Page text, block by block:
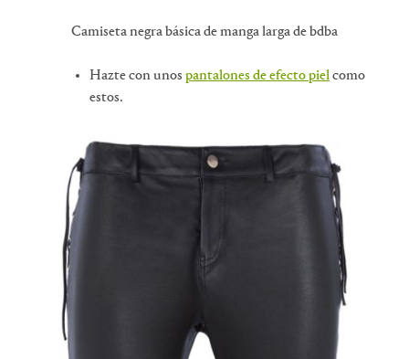
Camiseta negra básica de manga larga de bdba
Hazte con unos pantalones de efecto pielcomo
estos.